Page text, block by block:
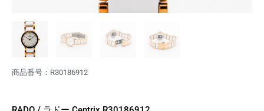
商品番号：R30186912